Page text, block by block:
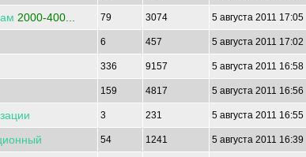
2000-400... 79 3074 5 августа 2011 17:05
6 457 5 августа 2011 17:02
336 9157 5 августа 2011 16:58
159 4817 5 августа 2011 16:56
3 231 5 августа 2011 16:55
54 1241 5 августа 2011 16:39